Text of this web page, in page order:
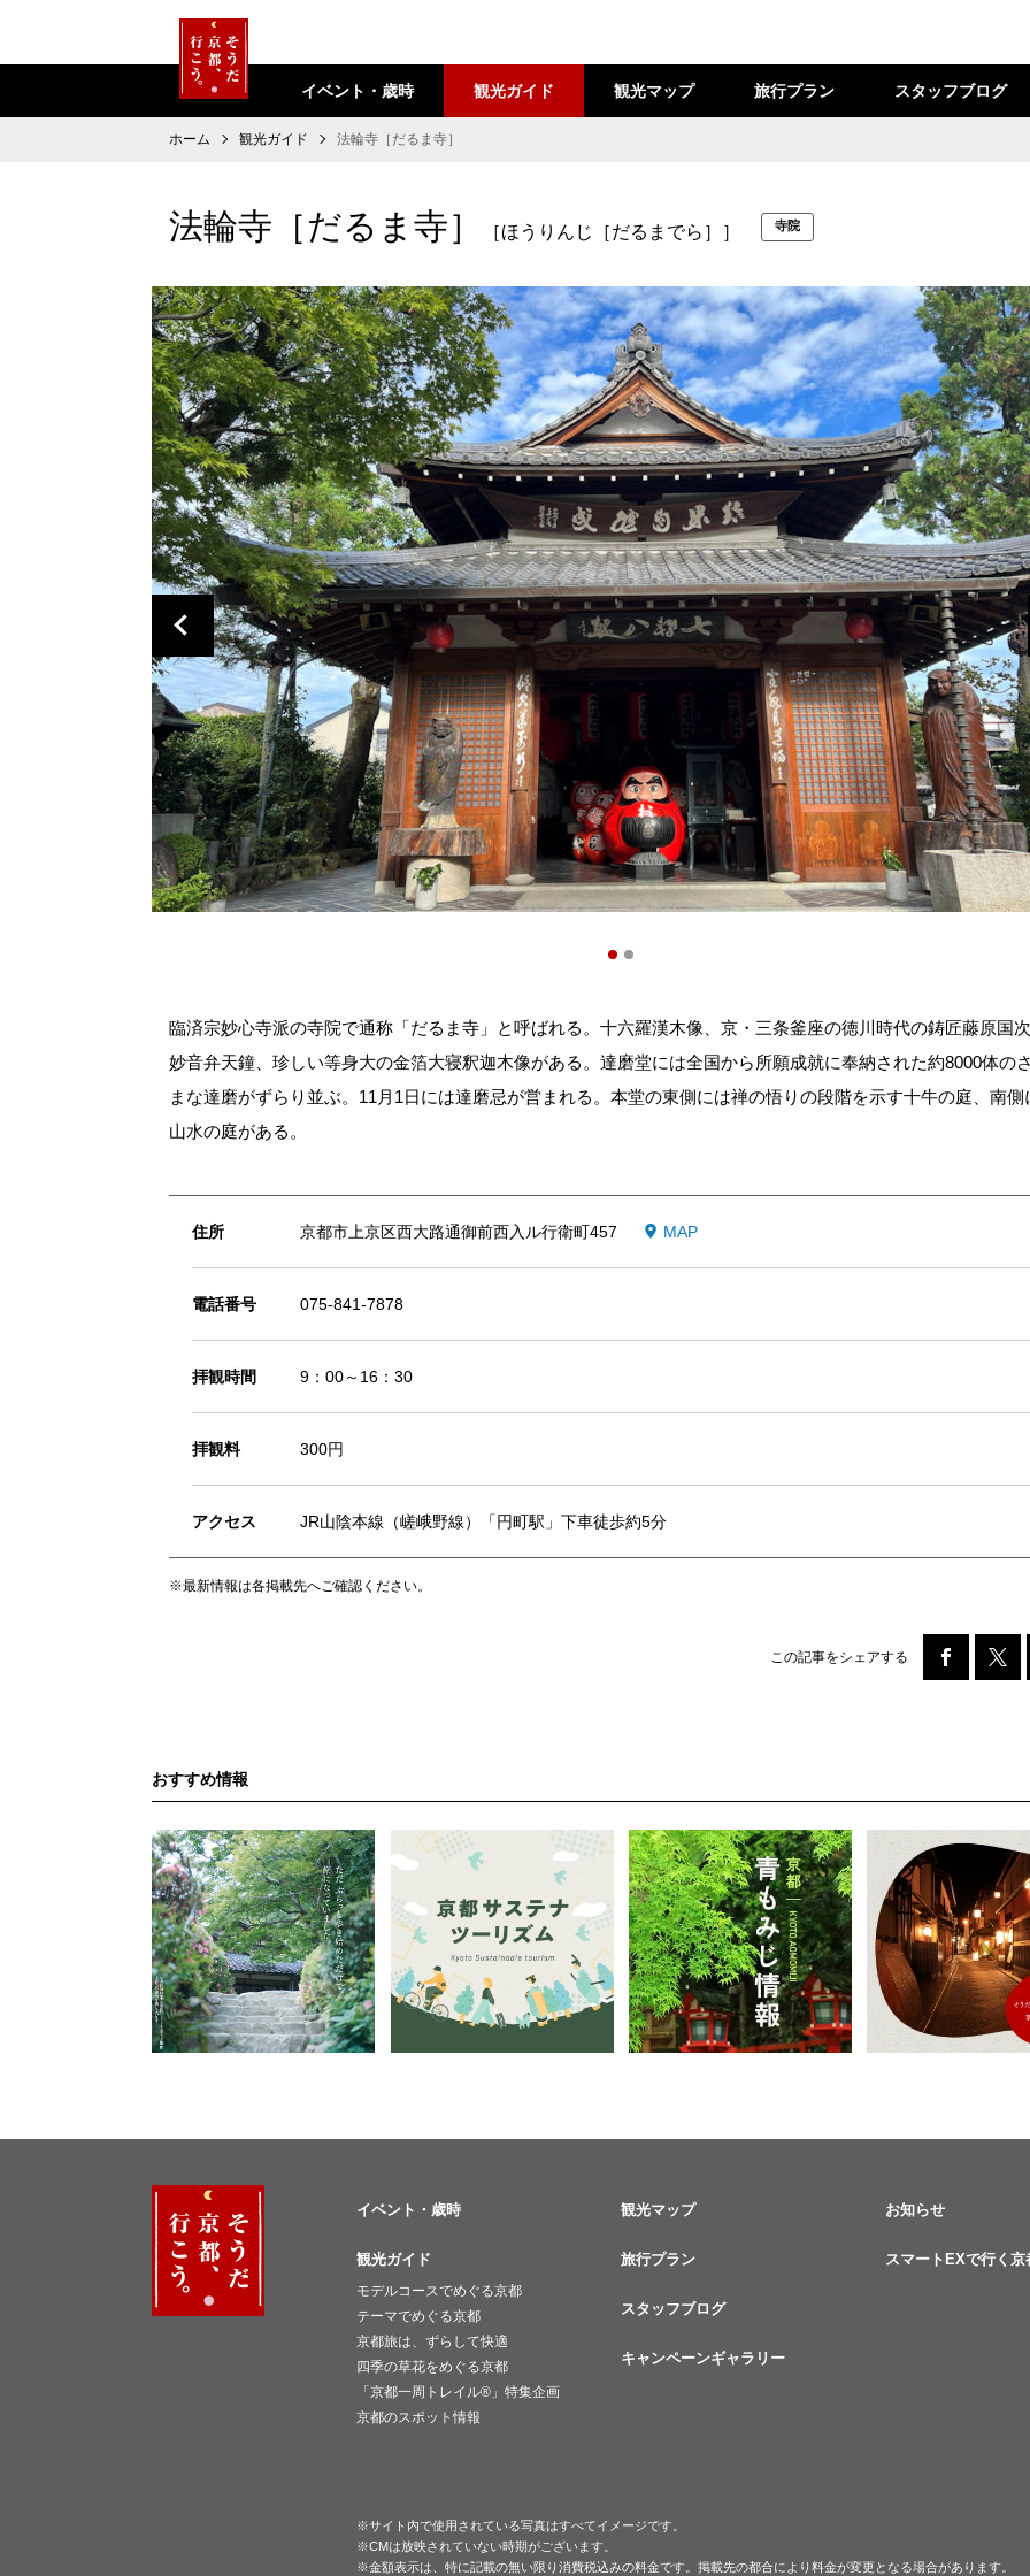
イベント・歳時 観光ガイド 観光マップ 旅行プラン スタッフブログ
ホーム 観光ガイド 法輪寺［だるま寺］
法輪寺［だるま寺］ ［ほうりんじ［だるまでら］］ 寺院
臨済宗妙心寺派の寺院で通称「だるま寺」と呼ばれる。十六羅漢木像、京・三条釜座の徳川時代の鋳匠藤原国
妙音弁天鐘、珍しい等身大の金箔大寝釈迦木像がある。達磨堂には全国から所願成就に奉納された約8000体の
まな達磨がずらり並ぶ。11月1日には達磨忌が営まれる。本堂の東側には禅の悟りの段階を示す十牛の庭、南側
山水の庭がある。
住所 京都市上京区西大路通御前西入ル行衛町457 MAP
電話番号 075-841-7878
拝観時間 9：00～16：30
拝観料 300円
アクセス JR山陰本線（嵯峨野線）「円町駅」下車徒歩約5分
※最新情報は各掲載先へご確認ください。
この記事をシェアする
おすすめ情報
イベント・歳時
観光ガイド
モデルコースでめぐる京都
テーマでめぐる京都
京都旅は、ずらして快適
四季の草花をめぐる京都
「京都一周トレイル®︎」特集企画
京都のスポット情報
観光マップ
旅行プラン
スタッフブログ
キャンペーンギャラリー
お知らせ
スマートEXで行く京
※サイト内で使用されている写真はすべてイメージです。
※CMは放映されていない時期がございます。
※金額表示は、特に記載の無い限り消費税込みの料金です。掲載先の都合により料金が変更となる場合があります。